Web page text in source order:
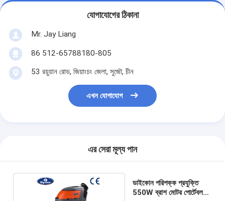
যোগাযোগের ঠিকানা
Mr. Jay Liang
86 512-65788180-805
53 রয়ুয়ান রোড, জিয়াংচং জেলা, সুজৌ, চীন
এখন যোগাযোগ
এর সেরা মূল্য পান
ডাইকোন পরিপক্ক প্রযুক্তি
550W ব্রাশ মোটর পোর্টেবল